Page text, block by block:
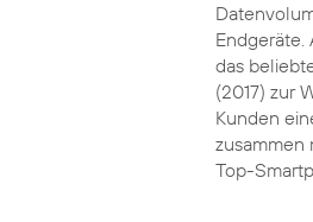
Endgeräte.
das
(2017) zur
Kunden
zusammen
Top-